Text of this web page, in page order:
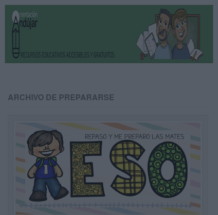
ARCHIVO DE PREPARARSE